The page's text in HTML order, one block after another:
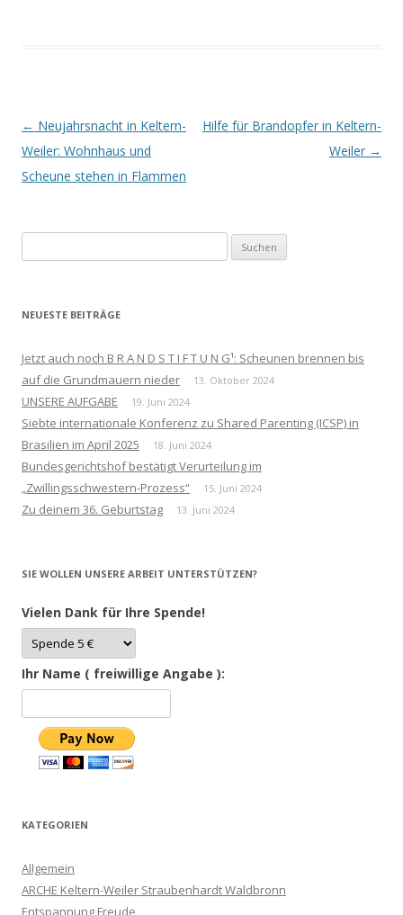
Beitrags-
Navigation
← Neujahrsnacht in Keltern-
Weiler: Wohnhaus und
Scheune stehen in Flammen
Hilfe für Brandopfer in Keltern-
Weiler →
nach:
NEUESTE BEITRÄGE
Jetzt auch noch B R A N D S T I F T U N G¹: Scheunen brennen bis
auf die Grundmauern nieder
13. Oktober 2024
UNSERE AUFGABE 19. Juni 2024
Siebte internationale Konferenz zu Shared Parenting (ICSP) in
Brasilien im April 2025
18. Juni 2024
Bundesgerichtshof bestätigt Verurteilung im
„Zwillingsschwestern-Prozess“
15. Juni 2024
Zu deinem 36. Geburtstag 13. Juni 2024
SIE WOLLEN UNSERE ARBEIT UNTERSTÜTZEN?
Vielen Dank für Ihre Spende!
Ihr Name ( freiwillige Angabe ):
KATEGORIEN
Allgemein
ARCHE Keltern-Weiler Straubenhardt Waldbronn
Entspannung Freude